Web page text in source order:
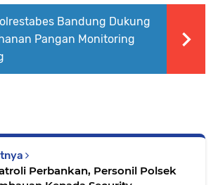
Bandung Dukung
Pangan Monitoring
Perbankan, Personil Polsek